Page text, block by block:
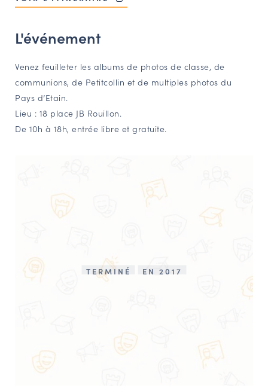
OFFRES D’EMPLOI ET DE STAGE
OUTILS EN LIGNE
Espace acteurs
NAVIGATION FILTRÉE « ACTEURS »
Service Inventaire et Patrimoines de la Région Grand Est
Amateurs d’histoire et de patrimoine
L'événement
Venez feuilleter les albums de photos de classe, de
communions, de Petitcollin et de multiples photos du
Pays d’Etain.
Lieu : 18 place JB Rouillon.
De 10h à 18h, entrée libre et gratuite.
TERMINÉ EN 2017